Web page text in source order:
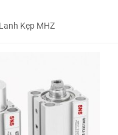
Kẹp MHZ